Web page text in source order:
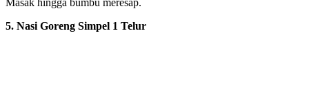
Masak hingga bumbu meresap.
5. Nasi Goreng Simpel 1 Telur